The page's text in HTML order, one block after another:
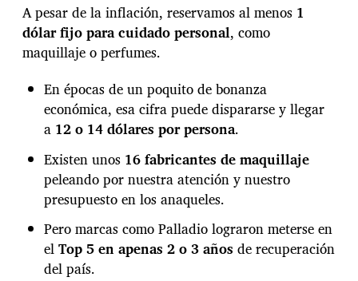
A pesar de la inflación, reservamos al menos 1
dólar fijo para cuidado personal, como
maquillaje o perfumes.
En épocas de un poquito de bonanza
económica, esa cifra puede dispararse y llegar
a 12 o 14 dólares por persona.
Existen unos 16 fabricantes de maquillaje
peleando por nuestra atención y nuestro
presupuesto en los anaqueles.
Pero marcas como Palladio lograron meterse en
elTop 5 en apenas 2 o 3 años de recuperación
del país.